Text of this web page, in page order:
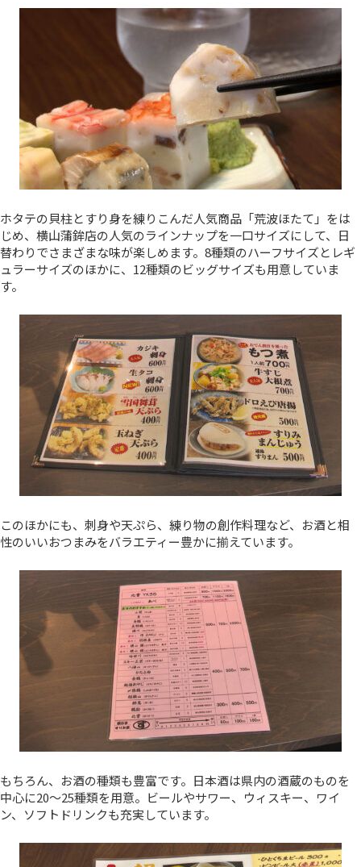
ホタテの貝柱とすり身を練りこんだ人気商品「荒波ほたて」をは
じめ、横山蒲鉾店の人気のラインナップを一口サイズにして、日
替わりでさまざまな味が楽しめます。8種類のハーフサイズとレギ
ュラーサイズのほかに、12種類のビッグサイズも用意していま
す。
このほかにも、刺身や天ぷら、練り物の創作料理など、お酒と相
性のいいおつまみをバラエティー豊かに揃えています。
もちろん、お酒の種類も豊富です。日本酒は県内の酒蔵のものを
中心に20～25種類を用意。ビールやサワー、ウィスキー、ワイ
ン、ソフトドリンクも充実しています。